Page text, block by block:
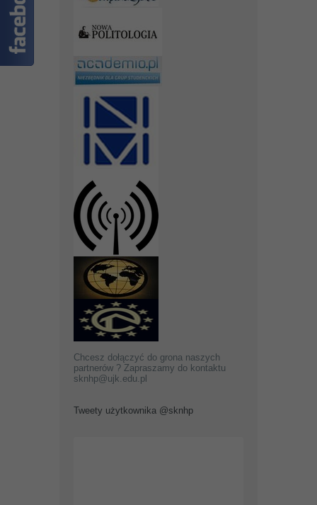
Chcesz dołączyć do grona naszych
partnerów ? Zapraszamy do kontaktu
sknhp@ujk.edu.pl
Tweety użytkownika @sknhp